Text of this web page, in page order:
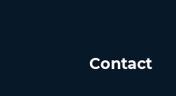
Contact